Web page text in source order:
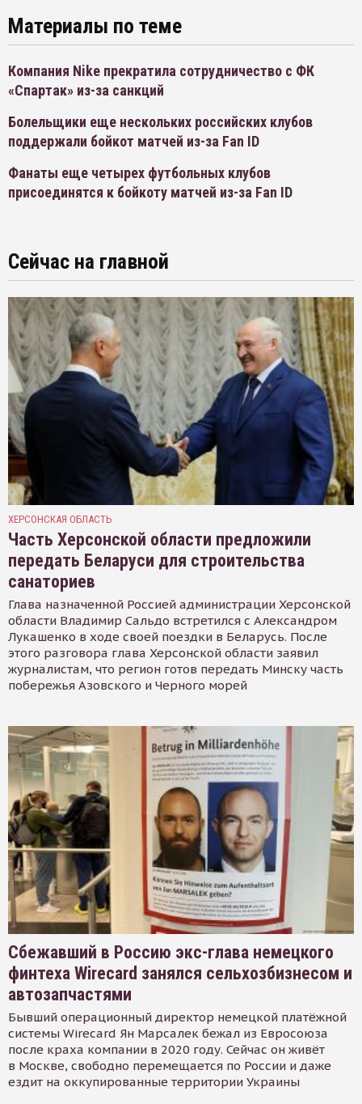
Материалы по теме
Компания Nike прекратила сотрудничество с ФК
«Спартак» из-за санкций
Болельщики еще нескольких российских клубов
поддержали бойкот матчей из-за Fan ID
Фанаты еще четырех футбольных клубов
присоединятся к бойкоту матчей из-за Fan ID
Сейчас на главной
ХЕРСОНСКАЯ ОБЛАСТЬ
Часть Херсонской области предложили
передать Беларуси для строительства
санаториев
Глава назначенной Россией администрации Херсонской
области Владимир Сальдо встретился с Александром
Лукашенко в ходе своей поездки в Беларусь. После
этого разговора глава Херсонской области заявил
журналистам, что регион готов передать Минску часть
побережья Азовского и Черного морей
Сбежавший в Россию экс-глава немецкого
финтеха Wirecard занялся сельхозбизнесом и
автозапчастями
Бывший операционный директор немецкой платёжной
системы Wirecard Ян Марсалек бежал из Евросоюза
после краха компании в 2020 году. Сейчас он живёт
в Москве, свободно перемещается по России и даже
ездит на оккупированные территории Украины